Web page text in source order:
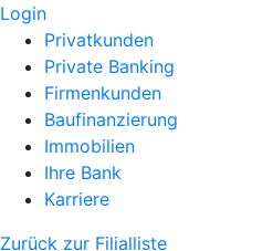
Login
Privatkunden
Private Banking
Firmenkunden
Baufinanzierung
Immobilien
Ihre Bank
Karriere
Zurück zur Filialliste